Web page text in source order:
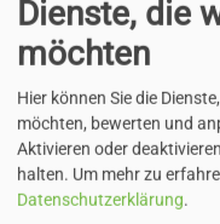
• ein
Immunität gegen
31.12.1970
Für die
• Kenntnisse und
Aufgabengebiet
Dienste, die
möchten
Hier können Sie die
möchten, bewerten und
Aktivieren oder
halten. Um mehr zu
Datenschutzerklärung.